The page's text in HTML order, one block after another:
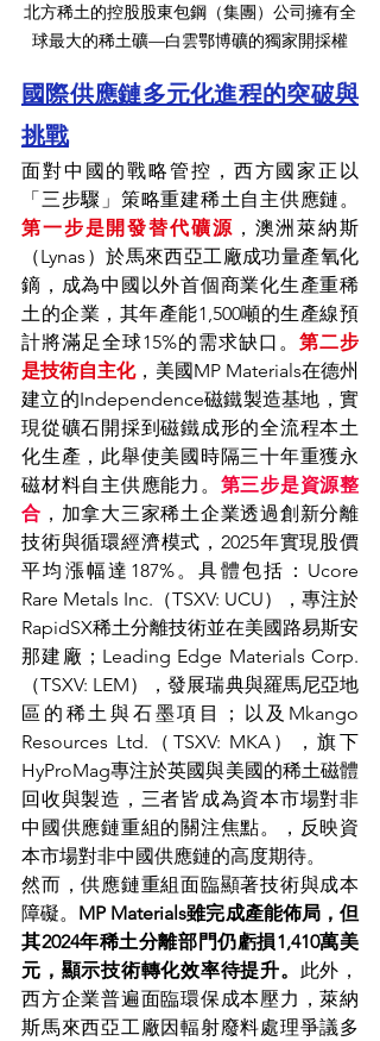
北方稀土的控股股東包鋼（集團）公司擁有全
球最大的稀土礦—白雲鄂博礦的獨家開採權
國際供應鏈多元化進程的突破與
挑戰
面對中國的戰略管控，西方國家正以
「三步驟」策略重建稀土自主供應鏈。
第一步是開發替代礦源 ，澳洲萊納斯
（Lynas）於馬來西亞工廠成功量產氧化
鏑，成為中國以外首個商業化生產重稀
土的企業，其年產能1,500噸的生產線預
計將滿足全球15%的需求缺口。 第二步
是技術自主化，美國MP Materials在德州
建立的Independence磁鐵製造基地，實
現從礦石開採到磁鐵成形的全流程本土
化生產，此舉使美國時隔三十年重獲永
磁材料自主供應能力。 第三步是資源整
合 ，加拿大三家稀土企業透過創新分離
技術與循環經濟模式，2025年實現股價
平均漲幅達187%。具體包括：Ucore
Rare Metals Inc.（TSXV: UCU），專注於
RapidSX稀土分離技術並在美國路易斯安
那建廠；Leading Edge Materials Corp.
（TSXV: LEM），發展瑞典與羅馬尼亞地
區的稀土與石墨項目；以及Mkango
Resources Ltd.（TSXV: MKA），旗下
HyProMag專注於英國與美國的稀土磁體
回收與製造，三者皆成為資本市場對非
中國供應鏈重組的關注焦點。，反映資
本市場對非中國供應鏈的高度期待。
然而，供應鏈重組面臨顯著技術與成本
障礙。 MP Materials雖完成產能佈局，但
其2024年稀土分離部門仍虧損1,410萬美
元，顯示技術轉化效率待提升。 此外，
西方企業普遍面臨環保成本壓力，萊納
斯馬來西亞工廠因輻射廢料處理爭議多